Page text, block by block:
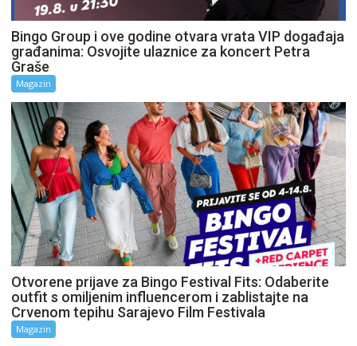
Bingo Group i ove godine otvara vrata VIP događaja
građanima: Osvojite ulaznice za koncert Petra
Graše
Magazin
Otvorene prijave za Bingo Festival Fits: Odaberite
outfit s omiljenim influencerom i zablistajte na
Crvenom tepihu Sarajevo Film Festivala
Magazin